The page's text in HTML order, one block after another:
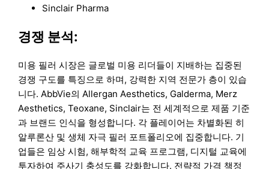
Sinclair Pharma
경쟁 분석:
미용 필러 시장은 글로벌 미용 리더들이 지배하는 집중된
경쟁 구도를 특징으로 하며, 강력한 지역 전문가 층이 있습
니다. AbbVie의 Allergan Aesthetics, Galderma, Merz
Aesthetics, Teoxane, Sinclair는 전 세계적으로 제품 기준
과 브랜드 인식을 형성합니다. 각 플레이어는 차별화된 히
알루론산 및 생체 자극 필러 포트폴리오에 집중합니다. 기
업들은 임상 시험, 해부학적 교육 프로그램, 디지털 교육에
투자하여 주사기 충성도를 강화합니다. 전략적 가격 책정